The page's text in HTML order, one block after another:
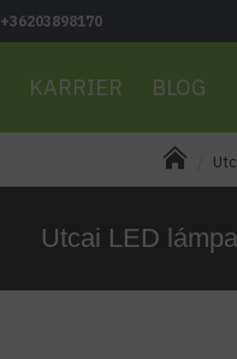
+36203898170
KARRIER BLOG
Utcai LED